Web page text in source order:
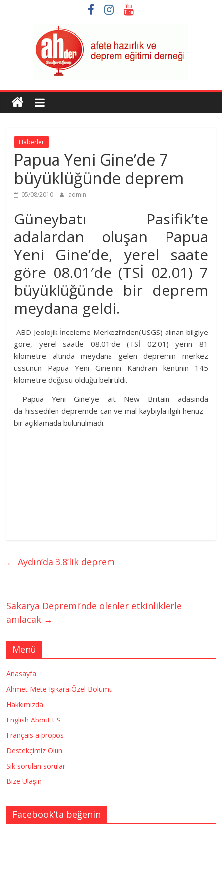
AHDER
Afete
ve
Deprem
Eğitimi
Derneği
Haberler
Papua Yeni Gine’de 7
büyüklüğünde deprem
05/08/2010 admin
Güneybatı Pasifik’te
adalardan oluşan Papua
Yeni Gine’de, yerel saate
göre 08.01′de (TSİ 02.01) 7
büyüklüğünde bir deprem
meydana geldi.
ABD Jeolojik İnceleme Merkezi’nden(USGS) alınan bilgiye
göre, yerel saatle 08.01′de (TSİ 02.01) yerin 81
kilometre altında meydana gelen depremin merkez
üssünün Papua Yeni Gine’nin Kandrain kentinin 145
kilometre doğusu olduğu belirtildi.
Papua Yeni Gine’ye ait New Britain adasında
da hissedilen depremde can ve mal kaybıyla ilgili henüz
bir açıklamada bulunulmadı.
← Aydın’da 3.8’lik deprem
Sakarya Depremi’nde ölenler etkinliklerle
anılacak →
Menü
Anasayfa
Ahmet Mete Işıkara Özel Bölümü
Hakkımızda
English About US
Français a propos
Destekçimiz Olun
Sık sorulan sorular
Bize Ulaşın
Facebook’ta beğenin